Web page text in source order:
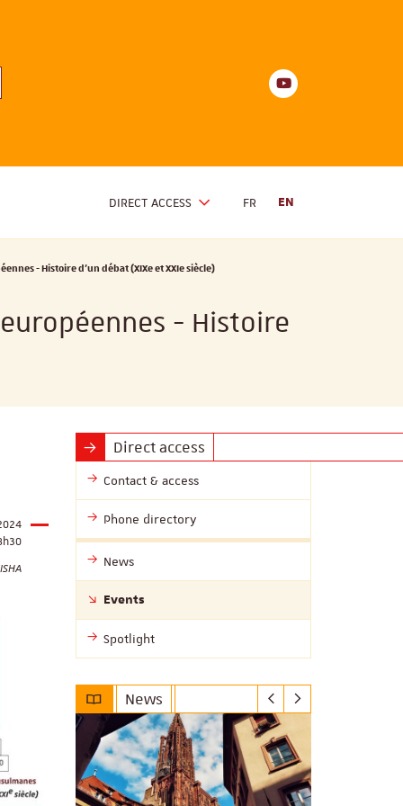
Youtube
DIRECT ACCESS FR EN
- Histoire d'un débat (XIXe et XXIe siècle)
- Histoire
Direct access
Contact & access
Phone directory
News
Events
Spotlight
News